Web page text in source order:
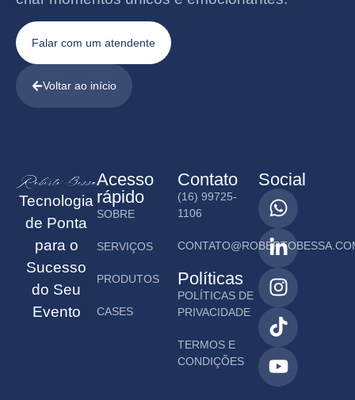
Falar com um atendente
Voltar ao início
Tecnologia
de Ponta
para o
Sucesso
do Seu
Evento
Acesso
rápido
SOBRE
SERVIÇOS
PRODUTOS
CASES
Contato
(16) 99725-
1106
Políticas
POLÍTICAS DE
PRIVACIDADE
TERMOS E
CONDIÇÕES
Social